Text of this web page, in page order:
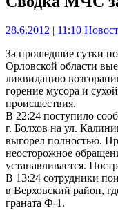
28.6.2012 | 11:10
За прошедшие сутки
Орловской области
ликвидацию
горение мусора и
происшествия.
В 22:24 поступило
г. Болхов на ул.
выгорел полностью.
неосторожное
устанавливается.
В 13:24 сотрудники
в Верховский район,
граната Ф-1.